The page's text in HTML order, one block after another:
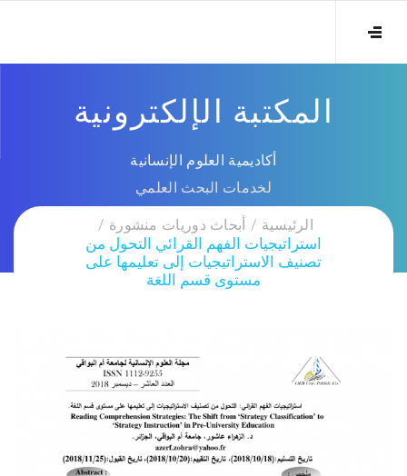
المكتبة الإلكترونية
أكاديمية العلوم الإنسانية
لخدمات البحث العلمي
الرئيسية
أبحاث دوريات منشورة
استراتيجيات الفهم القرائي التحول من
تصنيف الاستراتيجيات إلى تعليمها على
مستوى قسم اللغة